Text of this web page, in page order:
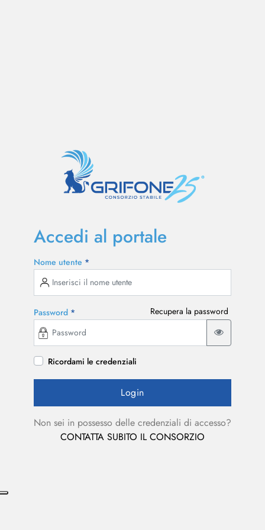
Accedi al portale
Nome utente *
Recupera la password
Password *
View
Ricordami le credenziali
Non sei in possesso delle credenziali di accesso?
CONTATTA SUBITO IL CONSORZIO